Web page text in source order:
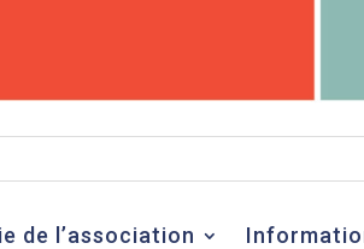
de l’association